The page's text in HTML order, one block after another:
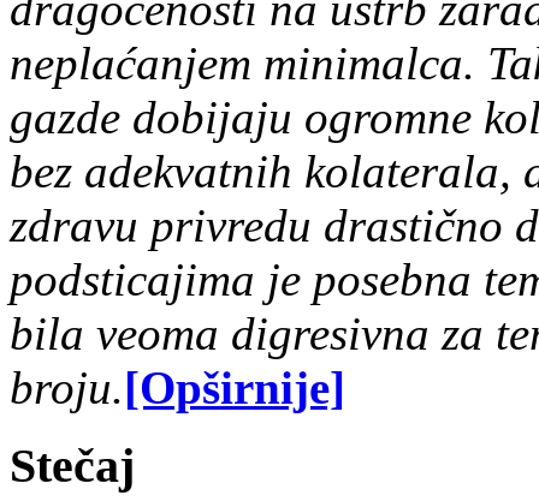
neplaćanjem minimalca.
gazde dobijaju ogromne
bez adekvatnih kolaterala,
zdravu privredu drastično
podsticajima je posebna
bila veoma digresivna za
broju.[Opširnije]
Stečaj